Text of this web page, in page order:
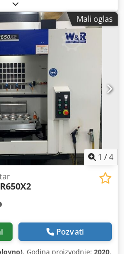
7.6 [kVA] LINEARNE OSE -
/ 410 / 610 [mm] MENJAČ
Bras chargeur - Broj alata u
alata: 0.7 [sec] STOL
Veličina stola: 650 k 400 [mm] -
[kg] NAPAJANJE
- Napon napajanja: 220 [V] -
I DIMENZIJE - Zahtev za
- Visina mašine : 2.274 [mm] -
MAŠINE - Radno vreme :
BRAT AKSNUMKS -
RS232 - Radni predmet
60 - 4. osa: LEHMANN sans
za rashladnu tečnost -
tečnosti (IKZ): 70 [bara]
AAF Astrosta - Električni
alat : 42
Mali oglas
1 /4
Pozvati
, Godina proizvodnje: 2020,